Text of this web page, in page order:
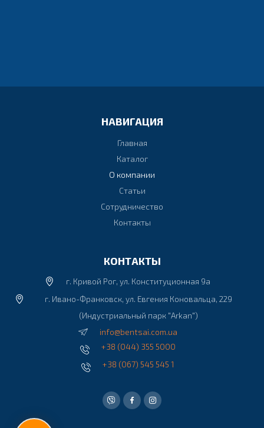
НАВИГАЦИЯ
Главная
Каталог
О компании
Статьи
Сотрудничество
Контакты
КОНТАКТЫ
г. Кривой Рог, ул. Конституционная 9а
г. Ивано-Франковск, ул. Евгения Коновальца, 229
(Индустриальный парк "Arkan")
info@bentsai.com.ua
+38 (044) 355 5000
+38 (067) 545 545 1